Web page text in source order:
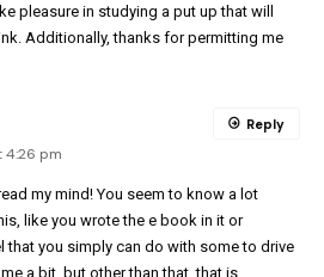
pleasure in studying a put up that will
Additionally, thanks for permitting me
4:26 pm
my mind! You seem to know a lot
like you wrote the e book in it or
that you simply can do with some to drive
a bit, but other than that, that is
Reply